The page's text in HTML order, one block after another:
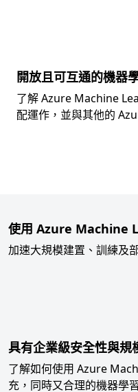
開放且可互通的機器
了解 Azure Machine
配運作，並與其他的
使用 Azure Machine
加速大規模建置、訓練及
具有企業級安全性與規
了解如何使用 Azure
充，同時又合理的機器學